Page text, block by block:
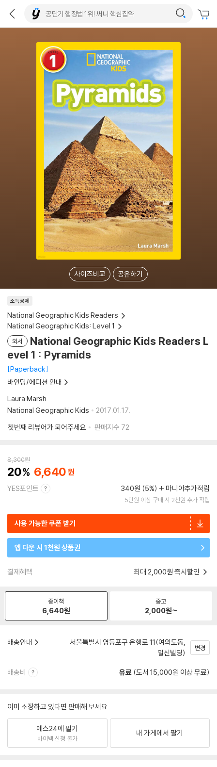
사이즈비교 공유하기
소득공제
National Geographic Kids Readers
National Geographic Kids: Level 1
외서
National Geographic Kids Readers L
evel 1 : Pyramids
Paperback
바인딩/에디션 안내
Laura Marsh
National Geographic Kids
2017.01.17.
첫번째 리뷰어가 되어주세요
판매지수 72
8,300원
20 6,640
YES포인트 340원 (5%) 마니아추가적립
5만원 이상 구매 시 2천원 추가 적립
사용 가능한 쿠폰 받기
앱 다운 시 1천원 상품권
결제혜택 최대 2,000원 즉시할인
종이책
6,640원
중고
2,000원~
배송안내
서울특별시 영등포구 은행로 11(여의도동,
일신빌딩)
변경
배송비 유료 (도서 15,000원 이상 무료)
이미 소장하고 있다면 판매해 보세요.
예스24에 팔기
바이백 신청 불가
내 가게에서 팔기